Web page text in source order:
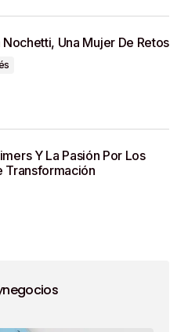
Nochetti, Una Mujer De Retos
Y La Pasión Por Los
Transformación